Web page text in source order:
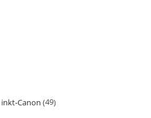
inkt-Canon 49